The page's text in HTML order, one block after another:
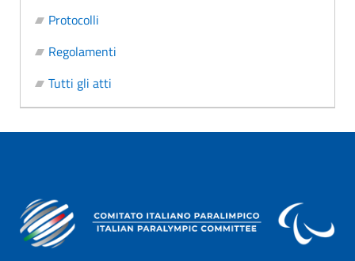
Protocolli
Regolamenti
Tutti gli atti